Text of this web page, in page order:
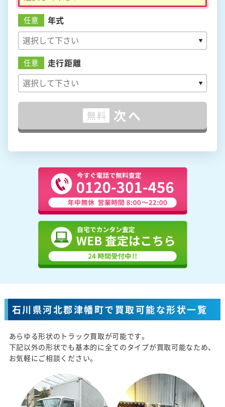
任意 年式
任意 走行距離
無料 次へ
石川県河北郡津幡町で買取可能な形状一覧
あらゆる形状のトラック買取が可能です。
下記以外の形状でも基本的に全てのタイプが買取可能なため、
お気軽にご相談ください。